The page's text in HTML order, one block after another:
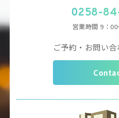
0258-
営業時間9：
ご予約・お問い